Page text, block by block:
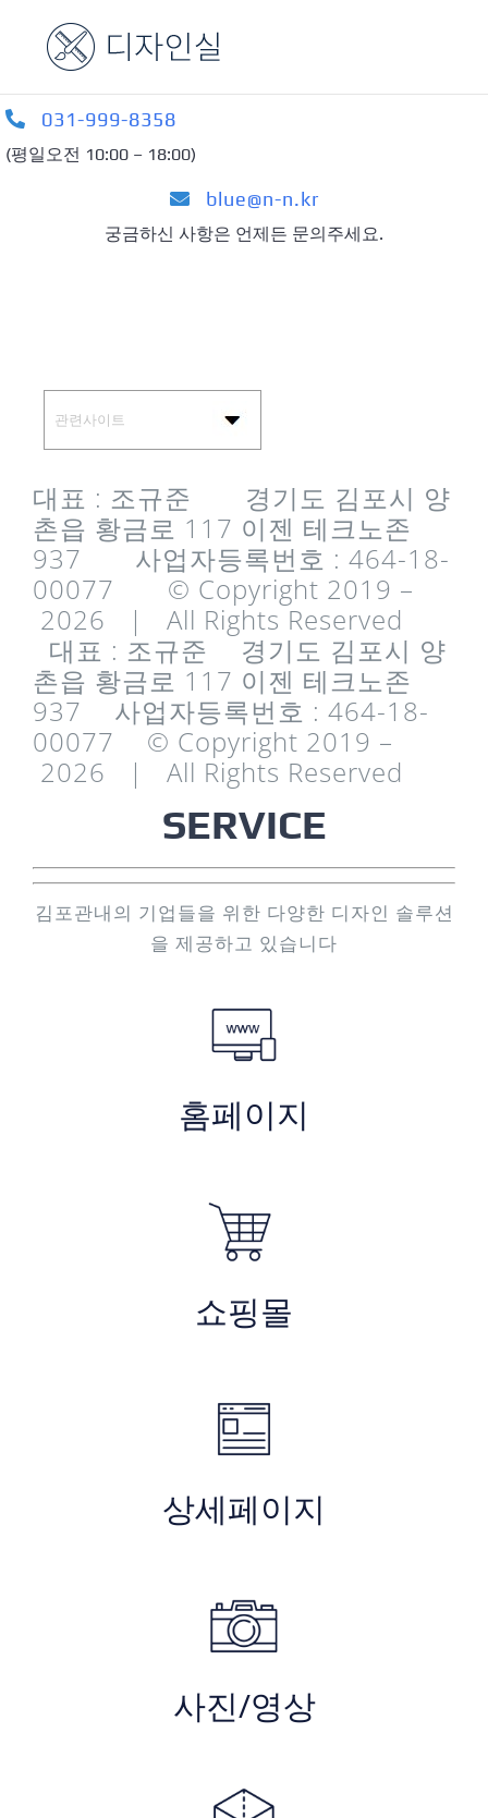
로
건
너
031-999-8358
(평일오전 10:00 – 18:00)
blue@n-n.kr
궁금하신 사항은 언제든 문의주세요.
대표 : 조규준 경기도 김포시 양
촌읍 황금로 117 이젠 테크노존
937 사업자등록번호 : 464-18-
00077 © Copyright 2019 –
2026 | All Rights Reserved
대표 : 조규준
경기도 김포시 양
촌읍 황금로 117 이젠 테크노존
937
사업자등록번호 : 464-18-
00077
© Copyright 2019 –
2026 | All Rights Reserved
SERVICE
김포관내의 기업들을 위한 다양한 디자인 솔루션
을 제공하고 있습니다
홈페이지
쇼핑몰
상세페이지
사진/영상